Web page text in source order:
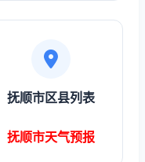
抚顺市区县列表
抚顺市天气预报